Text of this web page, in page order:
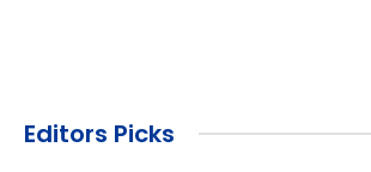
Editors Picks